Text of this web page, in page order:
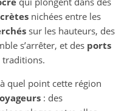
nichées entre les
sur les hauteurs, des
s’arrêter, et des ports
traditions.
à quel point cette région
: des